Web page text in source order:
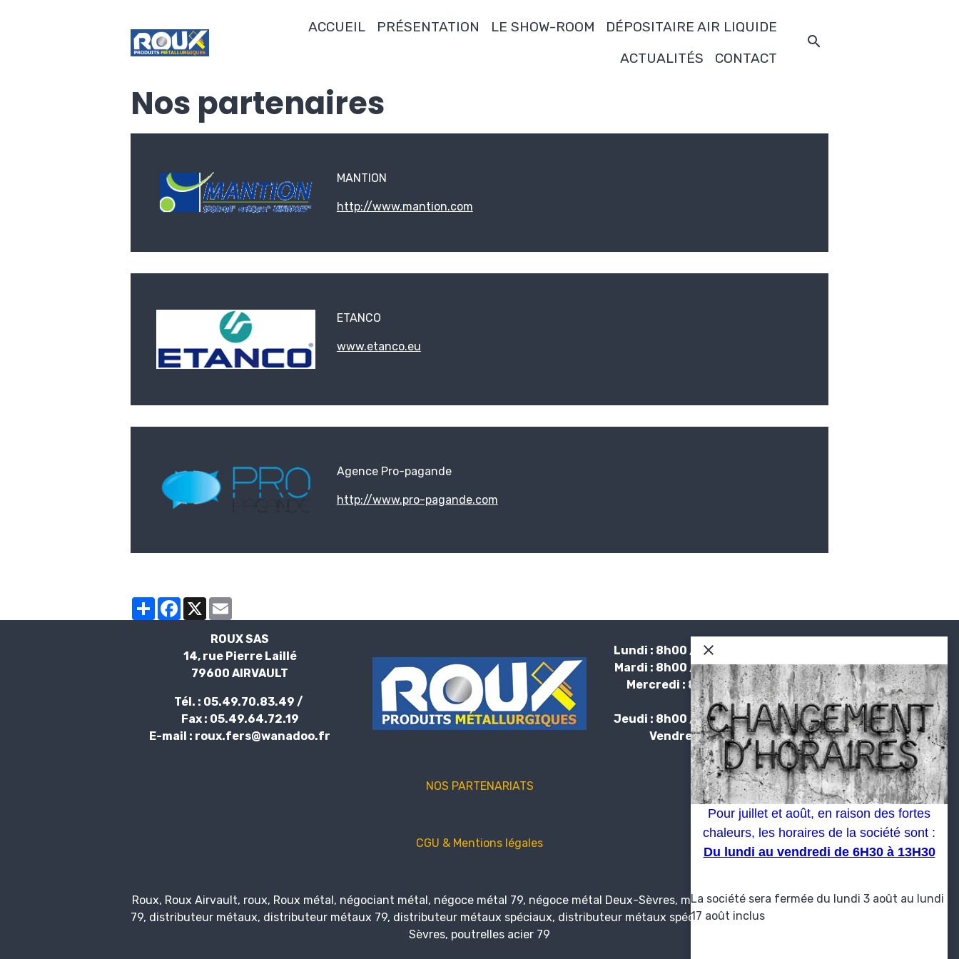
ACCUEIL PRÉSENTATION LE SHOW-ROOM
DÉPOSITAIRE AIR LIQUIDE
ACTUALITÉS
CONTACT
Nos partenaires
MANTION
http://www.mantion.com
ETANCO
www.etanco.eu
Agence Pro-pagande
http://www.pro-pagande.com
Pour juillet et août, en raison des fortes
chaleurs, les horaires de la société sont :
Du lundi au vendredi de 6H30 à 13H30
La société sera fermée du lundi 3 août au lundi
17 août inclus
PartagerFacebook
X
ROUX SAS
14, rue Pierre Laillé
79600 AIRVAULT
Tél. : 05.49.70.83.49 /
Fax : 05.49.64.72.19
E-mail : roux.fers@wanadoo.fr
Lundi : 8h00 / 12h00 - 13h30 /17h30
Mardi : 8h00 / 12h00 - 13h30 /17h30
Mercredi : 8h00 / 12h00 - 13h30
/17h30
Jeudi : 8h00 / 12h00 - 13h30 /17h30
Vendredi : 6h00 / 13h00
NOS PARTENARIATS
CGU & Mentions légales
Roux, Roux Airvault, roux, Roux métal, négociant métal, négoce métal 79, négoce métal Deux-Sèvres, métal, négoce métal, métal
79, distributeur métaux, distributeur métaux 79, distributeur métaux spéciaux, distributeur métaux spéciaux 79, poutrelles Deux-
Sèvres, poutrelles acier 79